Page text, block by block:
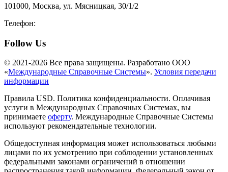
101000, Москва, ул. Мясницкая, 30/1/2
Телефон:
Follow Us
© 2021-2026 Все права защищены. Разработано ООО
«Международные Справочные Системы». Условия передачи
информации
Правила USD. Политика конфиденциальности. Оплачивая
услуги в Международных Справочных Системах, вы
принимаете оферту. Международные Справочные Системы
используют рекомендательные технологии.
Общедоступная информация может использоваться любыми
лицами по их усмотрению при соблюдении установленных
федеральными законами ограничений в отношении